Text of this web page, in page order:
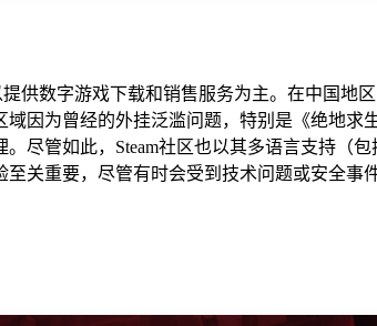
供数字游戏下载和销售服务为主。在中国地
因为曾经的外挂泛滥问题，特别是《绝地
尽管如此，Steam社区也以其多语言支持（
关重要，尽管有时会受到技术问题或安全事